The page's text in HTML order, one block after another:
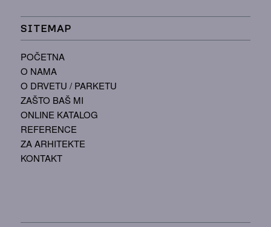
SITEMAP
POČETNA
O NAMA
O DRVETU / PARKETU
ZAŠTO BAŠ MI
ONLINE KATALOG
REFERENCE
ZA ARHITEKTE
KONTAKT